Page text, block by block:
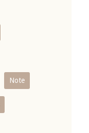
Note